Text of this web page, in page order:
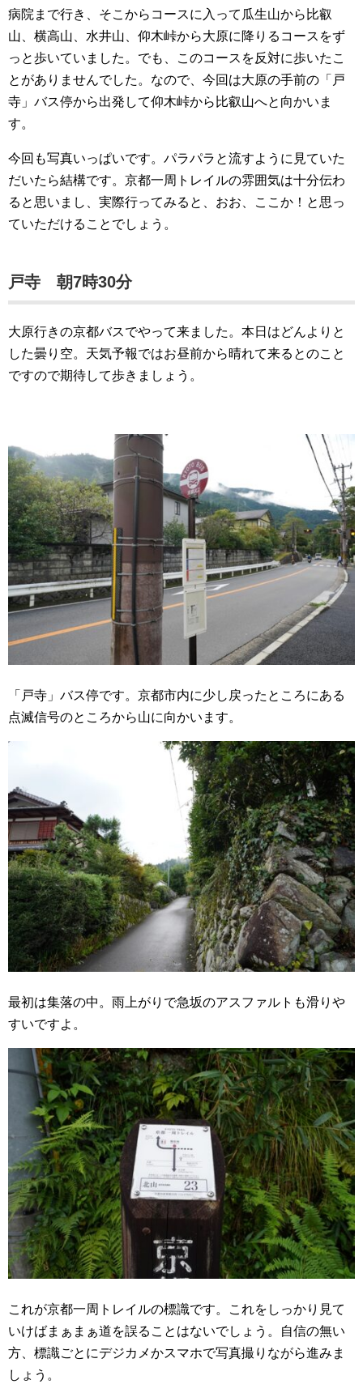
病院まで行き、そこからコースに入って瓜生山から比叡
山、横高山、水井山、仰木峠から大原に降りるコースをず
っと歩いていました。でも、このコースを反対に歩いたこ
とがありませんでした。なので、今回は大原の手前の「戸
寺」バス停から出発して仰木峠から比叡山へと向かいま
す。
今回も写真いっぱいです。パラパラと流すように見ていた
だいたら結構です。京都一周トレイルの雰囲気は十分伝わ
ると思いまし、実際行ってみると、おお、ここか！と思っ
ていただけることでしょう。
戸寺 朝7時30分
大原行きの京都バスでやって来ました。本日はどんよりと
した曇り空。天気予報ではお昼前から晴れて来るとのこと
ですので期待して歩きましょう。
「戸寺」バス停です。京都市内に少し戻ったところにある
点滅信号のところから山に向かいます。
最初は集落の中。雨上がりで急坂のアスファルトも滑りや
すいですよ。
これが京都一周トレイルの標識です。これをしっかり見て
いけばまぁまぁ道を誤ることはないでしょう。自信の無い
方、標識ごとにデジカメかスマホで写真撮りながら進みま
しょう。